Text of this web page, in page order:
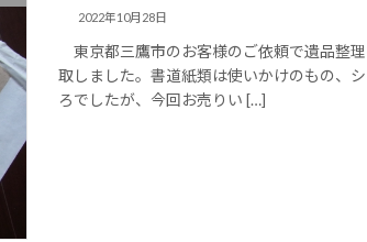
2022年10月28日
東京都三鷹市のお客様のご依頼で遺品整
取しました。書道紙類は使いかけのもの、
ろでしたが、今回お売りい […]